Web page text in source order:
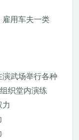
用车夫一类
武场举行各种
织堂内演练